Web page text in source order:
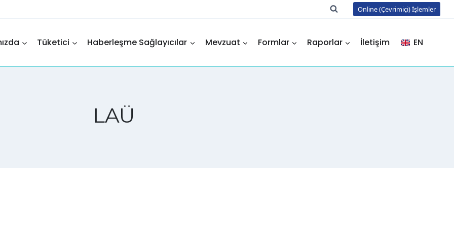
Online (Çevrimiçi) İşlemler
Tüketici Haberleşme Sağlayıcılar Mevzuat Formlar Raporlar İletişim EN
LAÜ